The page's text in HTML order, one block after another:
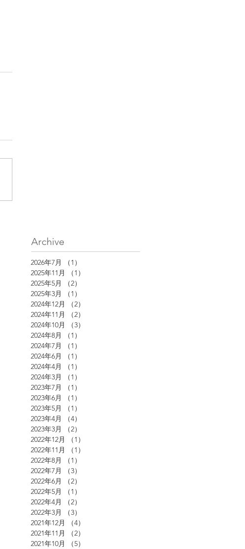
Archive
2026年7月 （1）
2025年11月
（1）
2025年5月
（2）
2025年3月
（1）
2024年12月
（2）
2024年11月
（2）
2024年10月
（3）
2024年8月
（1）
2024年7月
（1）
2024年6月
（1）
2024年4月
（1）
2024年3月
（1）
2023年7月
（1）
2023年6月
（1）
2023年5月
（1）
2023年4月
（4）
2023年3月
（2）
2022年12月
（1）
2022年11月
（1）
2022年8月
（1）
2022年7月
（3）
2022年6月
（2）
2022年5月
（1）
2022年4月
（2）
2022年3月
（3）
2021年12月
（4）
2021年11月
（2）
2021年10月
（5）